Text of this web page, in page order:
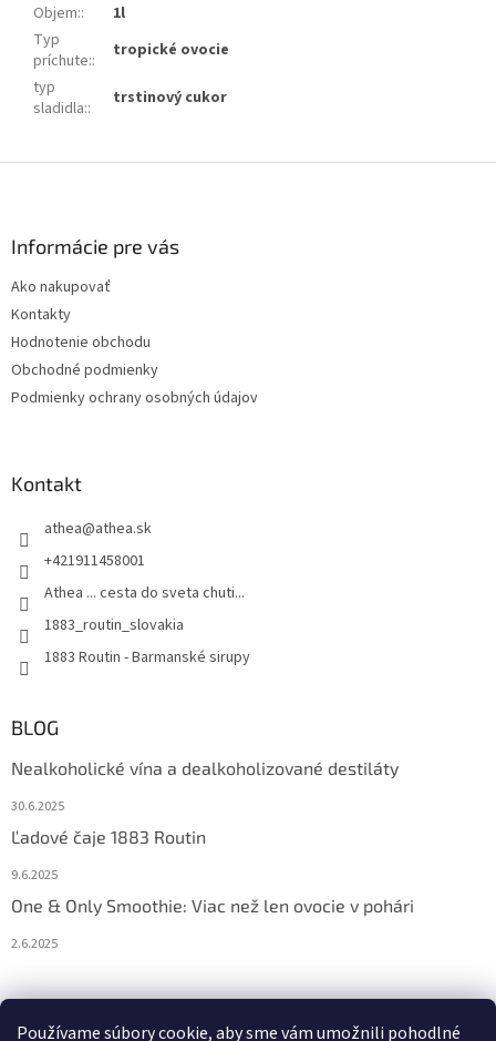
Používame súbory cookie, aby sme vám umožnili pohodlné
Objem::
1l
Typ
príchute::
tropické ovocie
typ
sladidla:: trstinový cukor
Informácie pre vás
Ako nakupovať
Kontakty
Hodnotenie obchodu
Obchodné podmienky
Podmienky ochrany osobných údajov
Kontakt
athea@athea.sk
+421911458001
Athea ... cesta do sveta chuti...
1883_routin_slovakia
1883 Routin - Barmanské sirupy
BLOG
Nealkoholické vína a dealkoholizované destiláty
30.6.2025
Ľadové čaje 1883 Routin
9.6.2025
One & Only Smoothie: Viac než len ovocie v pohári
2.6.2025